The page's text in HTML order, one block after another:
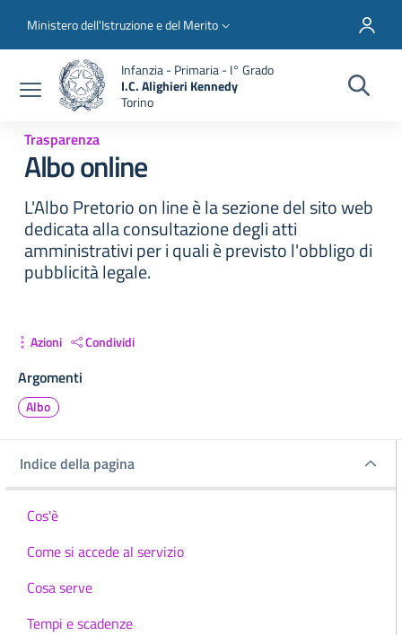
Slim top
Ministero dell'Istruzione e del Merito
Infanzia - Primaria - I° Grado
I.C. Alighieri Kennedy
Torino
Trasparenza
Albo online
L'Albo Pretorio on line è la sezione del sito web
dedicata alla consultazione degli atti
amministrativi per i quali è previsto l'obbligo di
pubblicità legale.
Azioni Condividi
Argomenti
Albo
Indice della pagina
Indice della pagina
Cos'è
Come si accede al servizio
Cosa serve
Tempi e scadenze